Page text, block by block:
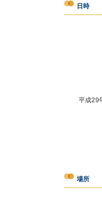
日時
平成29
場所